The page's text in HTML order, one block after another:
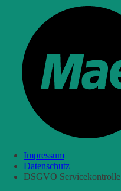
Impressum
Datenschutz
DSGVO Servicekontrolle